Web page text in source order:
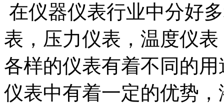
在仪器仪表行业中分好
表，压力仪表，温度仪
各样的仪表有着不同的
仪表中有着一定的优势